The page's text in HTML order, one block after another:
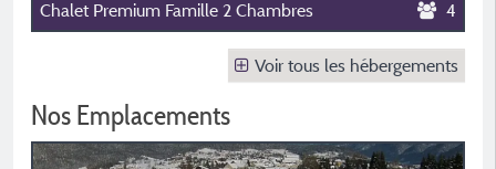
Chalet Premium Famille 2 Chambres 4
Voir tous les hébergements
Nos Emplacements